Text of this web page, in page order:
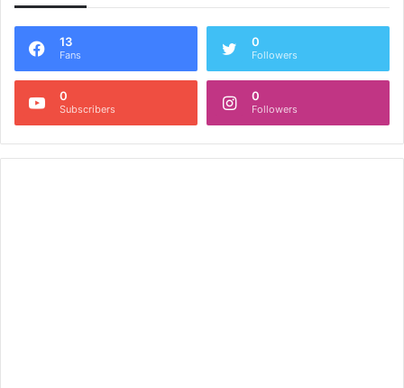
13
Fans
0
Followers
0
Subscribers
0
Followers